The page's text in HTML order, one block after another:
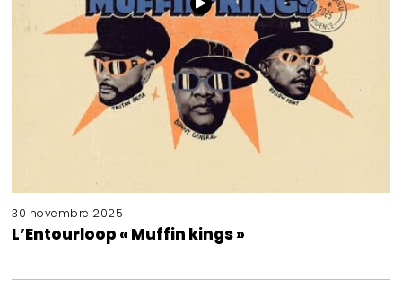
30 novembre 2025
L’Entourloop « Muffin kings »